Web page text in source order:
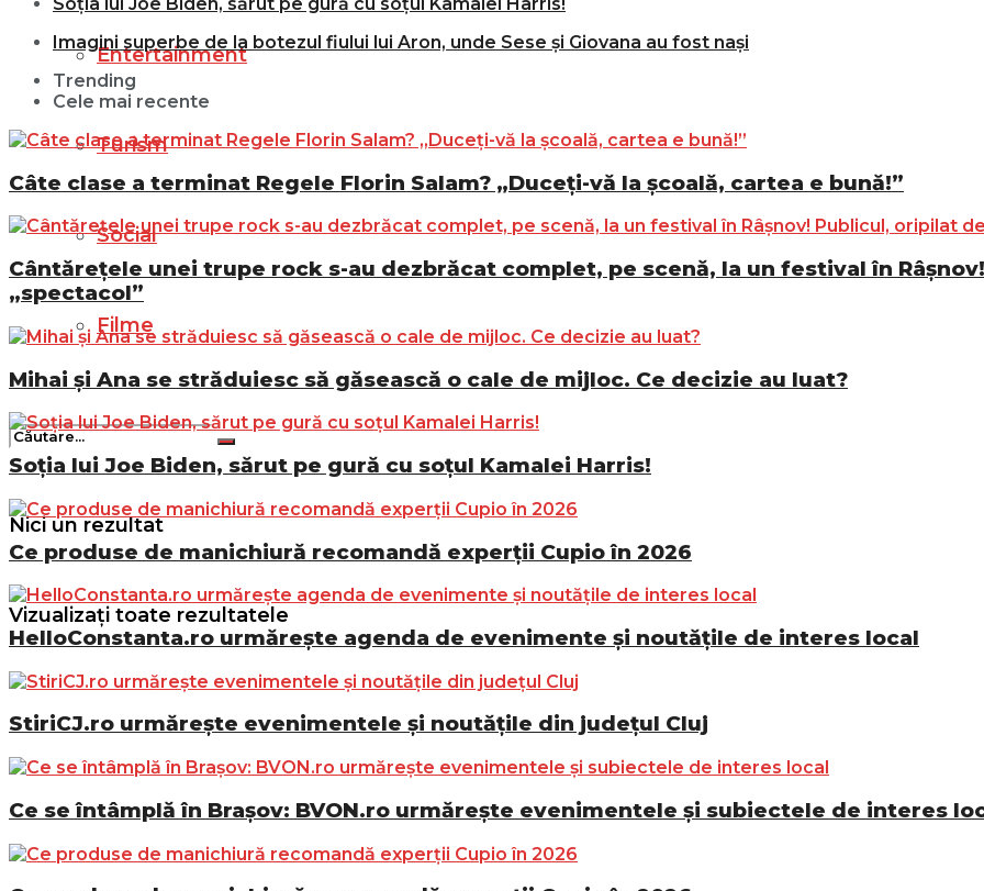
Entertainment
Turism
Social
Filme
Nici un rezultat
Vizualizați toate rezultatele
Imagini superbe de la botezul fiului lui Aron, unde Sese și Giovana au fost nași
Trending
Cele mai recente
Câte clase a terminat Regele Florin Salam? „Duceți-vă la școală, cartea e bună!”
Cântărețele unei trupe rock s-au dezbrăcat complet, pe scenă, la un festival în
„spectacol”
Mihai și Ana se străduiesc să găsească o cale de mijloc. Ce decizie au luat?
Soția lui Joe Biden, sărut pe gură cu soțul Kamalei Harris!
Ce produse de manichiură recomandă experții Cupio în 2026
HelloConstanta.ro urmărește agenda de evenimente și noutățile de interes local
StiriCJ.ro urmărește evenimentele și noutățile din județul Cluj
Ce se întâmplă în Brașov: BVON.ro urmărește evenimentele și subiectele de interes